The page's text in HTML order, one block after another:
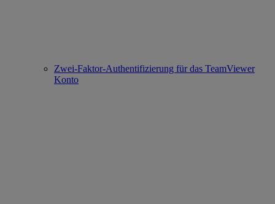
Zwei-Faktor-Authentifizierung für das TeamViewer
Konto